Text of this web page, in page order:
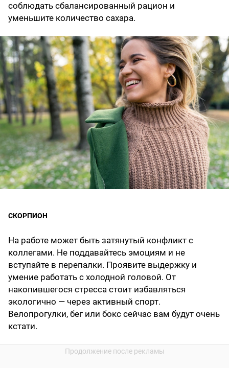
соблюдать сбалансированный рацион и
уменьшите количество сахара.
СКОРПИОН
На работе может быть затянутый конфликт с
коллегами. Не поддавайтесь эмоциям и не
вступайте в перепалки. Проявите выдержку и
умение работать с холодной головой. От
накопившегося стресса стоит избавляться
экологично — через активный спорт.
Велопрогулки, бег или бокс сейчас вам будут очень
кстати.